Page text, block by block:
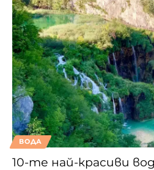
ВОДА
10-те най-красиви